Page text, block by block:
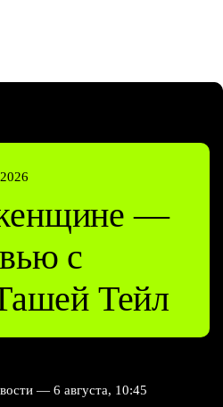
—
с
Тейл
— 6 августа, 10:45